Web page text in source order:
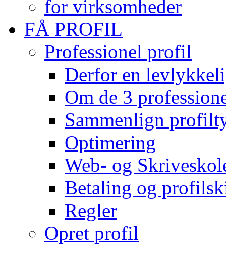
for virksomheder
FÅ PROFIL
Professionel profil
Derfor en
Om de 3
Sammenlign
Optimering
Web- og
Betaling og
Regler
Opret profil